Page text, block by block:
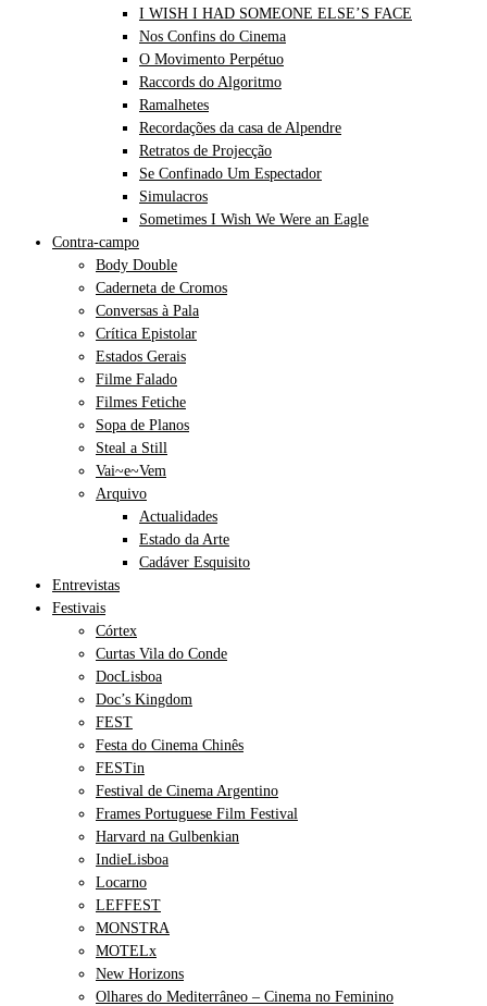
I WISH I HAD SOMEONE ELSE’S FACE
Nos Confins do Cinema
O Movimento Perpétuo
Raccords do Algoritmo
Ramalhetes
Recordações da casa de Alpendre
Retratos de Projecção
Se Confinado Um Espectador
Simulacros
Sometimes I Wish We Were an Eagle
Contra-campo
Body Double
Caderneta de Cromos
Conversas à Pala
Crítica Epistolar
Estados Gerais
Filme Falado
Filmes Fetiche
Sopa de Planos
Steal a Still
Vai~e~Vem
Arquivo
Actualidades
Estado da Arte
Cadáver Esquisito
Entrevistas
Festivais
Córtex
Curtas Vila do Conde
DocLisboa
Doc’s Kingdom
FEST
Festa do Cinema Chinês
FESTin
Festival de Cinema Argentino
Frames Portuguese Film Festival
Harvard na Gulbenkian
IndieLisboa
Locarno
LEFFEST
MONSTRA
MOTELx
New Horizons
Olhares do Mediterrâneo – Cinema no Feminino